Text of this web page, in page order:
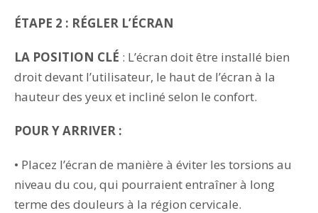
ÉTAPE 2 : RÉGLER L’ÉCRAN
LA POSITION CLÉ : L’écran doit être installé bien
droit devant l’utilisateur, le haut de l’écran à la
hauteur des yeux et incliné selon le confort.
POUR Y ARRIVER :
• Placez l’écran de manière à éviter les torsions au
niveau du cou, qui pourraient entraîner à long
terme des douleurs à la région cervicale.